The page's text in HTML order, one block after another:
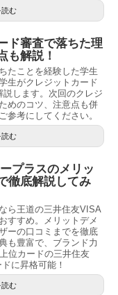
む
ド審査で落ちた理
も解説！
たことを経験した学生
生がクレジットカード
します。次回のクレジ
めのコツ、注意点も併
参考にしてください。
む
プラスのメリッ
徹底解説してみ
ら王道の三井住友VISA
すすめ。メリットデメ
ーの口コミまでを徹底
も豊富で、ブランド力
位カードの三井住友
に昇格可能！
む